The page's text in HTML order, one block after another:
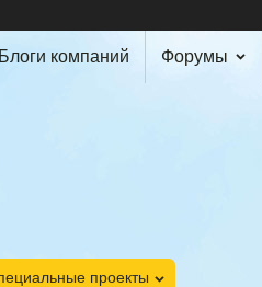
Блоги компаний Форумы
проекты